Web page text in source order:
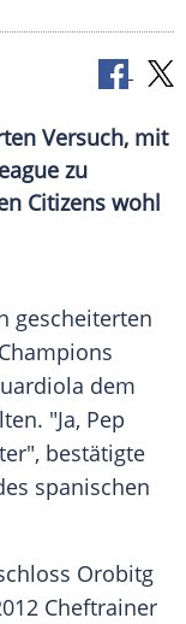
Versuch, mit
zu
Citizens wohl
gescheiterten
Champions
dem
"Ja, Pep
bestätigte
spanischen
Orobitg
Cheftrainer